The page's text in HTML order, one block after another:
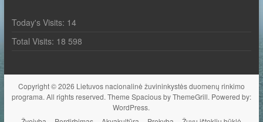
Today's Visits: 14
Total Visits: 18 598
Copyright © 2026 Lietuvos nacionalinė žuvininkystės duomenų rinkimo
programa. All rights reserved. Theme Spaciousby ThemeGrill. Powered by:
WordPress.